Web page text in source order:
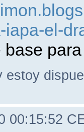
iapa-el-
estoy
00:15:52